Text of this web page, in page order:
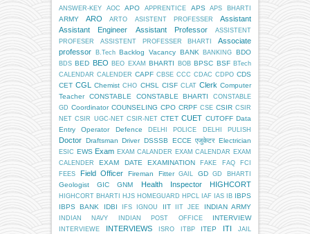
ANSWER-KEY
AOC APO APPRENTICE APS APS BHARTI
ARMY ARO ARTO ASISTENT PROFESSER
Assistant
Assistant Engineer
Assistant Professor
ASSISTENT
PROFESER
ASSISTENT PROFESSER BHARTI
Associate
professor
B.Tech Backlog Vacancy BANK BANKING BDO
BDS BED BEO BEO EXAM BHARTI BOB BPSC BSF BTech
CALENDAR CALENDER CAPF CBSE CCC CDAC CDPO CDS
CET CGL Chemist CHO CHSL CISF CLAT Clerk Computer
Teacher
CONSTABLE CONSTABLE BHARTI
CONSTABLE
GD Coordinator COUNSELING CPO CRPF CSE CSIR CSIR
NET CSIR UGC-NET CSIR-NET CTET CUET CUTOFF Data
Entry Operator
Defence DELHI POLICE DELHI PULISH
Doctor Draftsman Driver DSSSB ECCE एजुकेटर Electrician
ESIC EWS Exam EXAM CALANDER EXAM CALENDAR EXAM
CALENDER
EXAM DATE EXAMINATION FAKE FAQ
FCI
FEES
Field Officer Fireman Fitter GAIL GD GD BHARTI
Geologist GIC GNM Health Inspector HIGHCORT
HIGHCORT BHARTI HJS HOMEGUARD HPCL IAF IAS IB IBPS
IBPS BANK
IDBI IFS IGNOU IIT IIT JEE INDIAN ARMY
INDIAN NAVY INDIAN POST OFFICE INTERVIEW
INTERVIEWE INTERVIEWS ISRO ITBP ITEP ITI
JAIL